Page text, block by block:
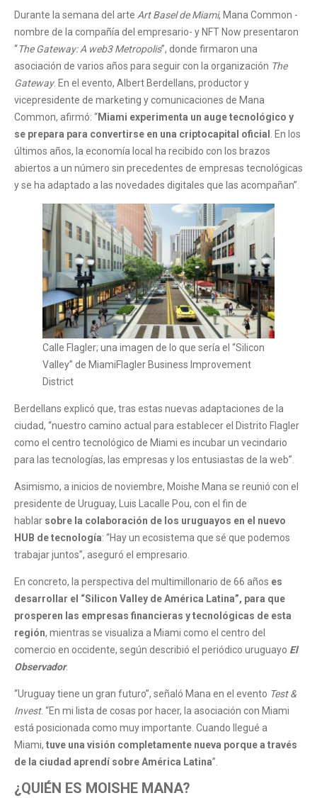
Durante la semana del arte Art Basel de Miami, Mana Common -
nombre de la compañía del empresario- y NFT Now presentaron
“The Gateway: A web3 Metropolis”, donde firmaron una
asociación de varios años para seguir con la organización The
Gateway. En el evento, Albert Berdellans, productor y
vicepresidente de marketing y comunicaciones de Mana
Common, afirmó: “Miami experimenta un auge tecnológico y
se prepara para convertirse en una criptocapital oficial
. En los
últimos años, la economía local ha recibido con los brazos
abiertos a un número sin precedentes de empresas tecnológicas
y se ha adaptado a las novedades digitales que las acompañan”.
Calle Flagler; una imagen de lo que sería el “Silicon
Valley” de MiamiFlagler Business Improvement
District
Berdellans explicó que, tras estas nuevas adaptaciones de la
ciudad, “nuestro camino actual para establecer el Distrito Flagler
como el centro tecnológico de Miami es incubar un vecindario
para las tecnologías, las empresas y los entusiastas de la web”.
Asimismo, a inicios de noviembre, Moishe Mana se reunió con el
presidente de Uruguay, Luis Lacalle Pou, con el fin de
hablar sobre la colaboración de los uruguayos en el nuevo
HUB de tecnología: “Hay un ecosistema que sé que podemos
trabajar juntos”, aseguró el empresario.
En concreto, la perspectiva del multimillonario de 66 años es
desarrollar el “Silicon Valley de América Latina”, para que
prosperen las empresas financieras y tecnológicas de esta
región, mientras se visualiza a Miami como el centro del
comercio en occidente, según describió el periódico uruguayo El
Observador.
“Uruguay tiene un gran futuro”, señaló Mana en el evento Test &
Invest. “En mi lista de cosas por hacer, la asociación con Miami
está posicionada como muy importante. Cuando llegué a
Miami, tuve una visión completamente nueva porque a través
de la ciudad aprendí sobre América Latina”.
¿QUIÉN ES MOISHE MANA?